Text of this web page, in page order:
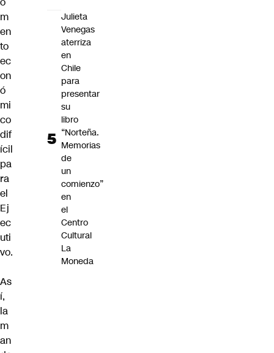
m
en
to
ec
on
ó
mi
co
dif
ícil
pa
ra
el
Ej
ec
uti
vo.
As
í,
la
m
an
Julieta
Venegas
aterriza
en
Chile
para
presentar
su
libro
“Norteña.
Memorias
de
un
comienzo”
en
el
Centro
Cultural
La
Moneda